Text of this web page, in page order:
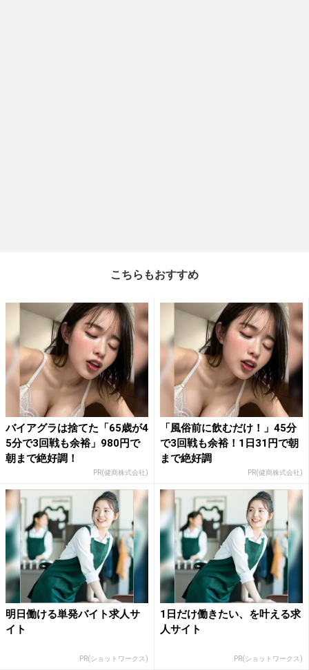
こちらもおすすめ
バイアグラは捨てた「65歳が4
5分で3回戦も余裕」980円で
朝まで絶好調！
PR(健商株式会社)
「風俗前に飲むだけ！」45分
で3回戦も余裕！1日31円で朝
まで絶好調
PR(健商株式会社)
明日働ける単発バイト求人サ
イト
PR(ショットワークス)
1日だけ働きたい、を叶える求
人サイト
PR(ショットワークス)